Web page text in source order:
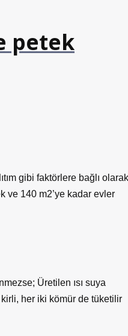
petek
gibi faktörlere bağlı olarak
ve 140 m2’ye kadar evler
Üretilen ısı suya
her iki kömür de tüketilir